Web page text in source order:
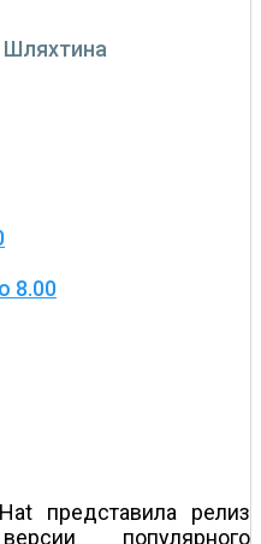
Шляхтина
8.00
представила релиз
популярного